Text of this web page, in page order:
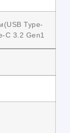
Type-
C 3.2 Gen1